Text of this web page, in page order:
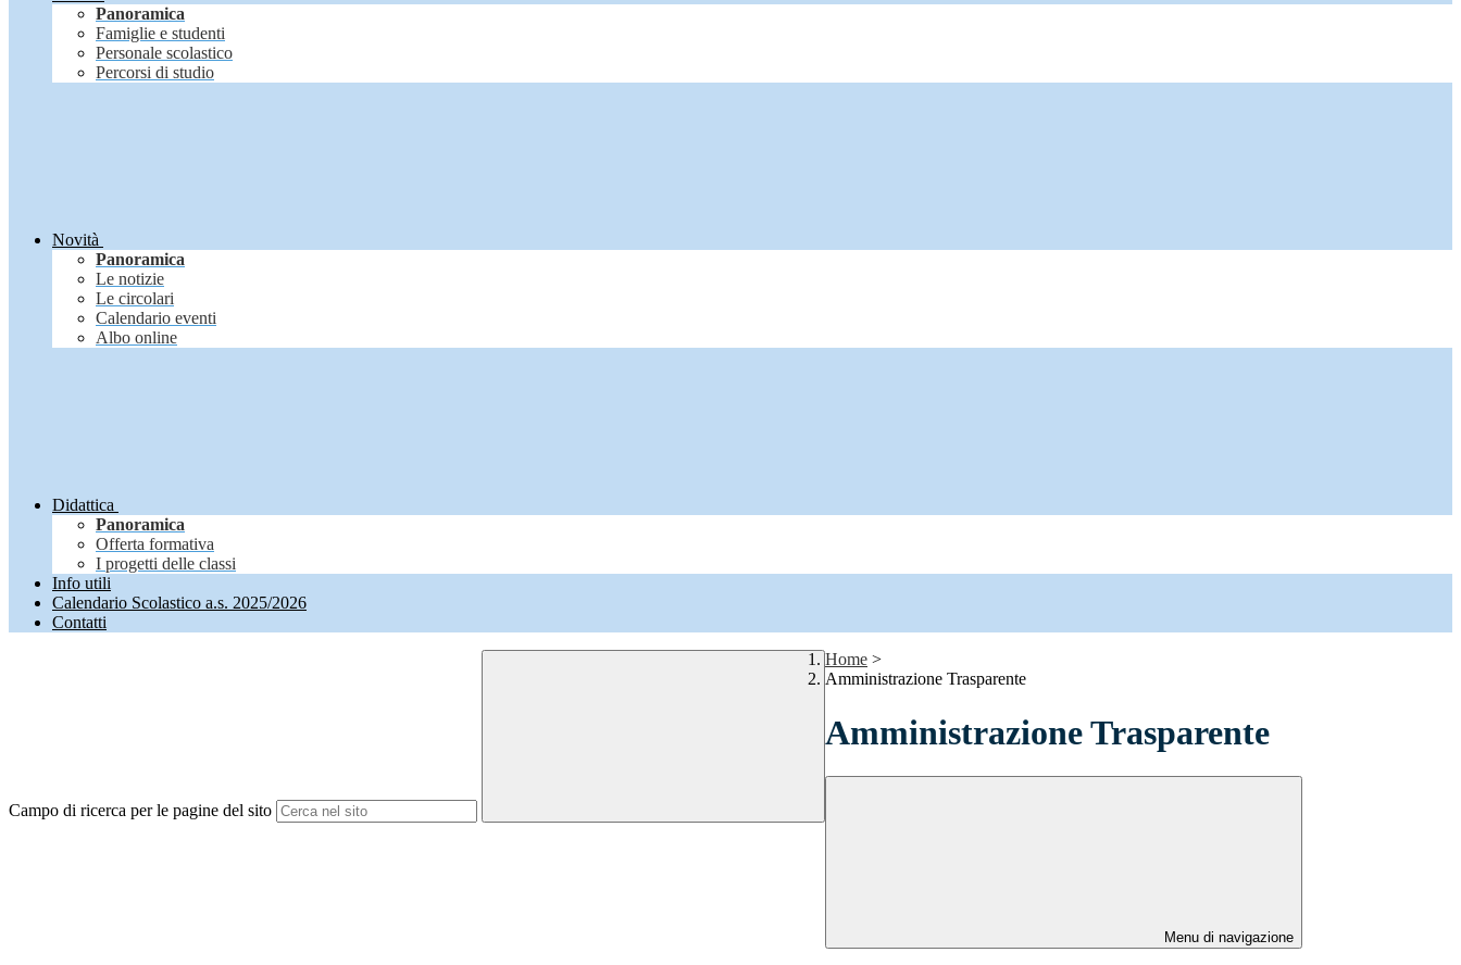
Panoramica
Famiglie e studenti
Personale scolastico
Percorsi di studio
Novità
Panoramica
Le notizie
Le circolari
Calendario eventi
Albo online
Didattica
Panoramica
Offerta formativa
I progetti delle classi
Info utili
Calendario Scolastico a.s. 2025/2026
Contatti
Campo di ricerca per le pagine del sito
Home >
Amministrazione Trasparente
Amministrazione Trasparente
Menu di navigazione